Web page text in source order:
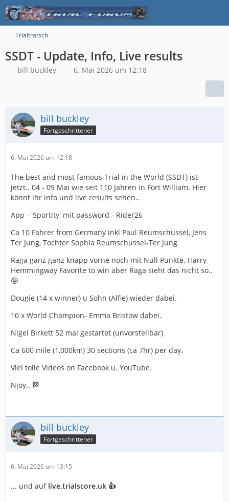
Trialtratsch
SSDT - Update, Info, Live results
bill buckley 6. Mai 2026 um 12:18
bill buckley
Fortgeschrittener
6. Mai 2026 um 12:18
The best and most famous Trial in the World (SSDT) ist
jetzt.. 04 - 09 Mai wie seit 110 Jahren in Fort William. Hier
könnt ihr info und live results sehen..
App - 'Sportity' mit password - Rider26
Ca 10 Fahrer from Germany inkl Paul Reumschussel, Jens
Ter Jung, Tochter Sophia Reumschussel-Ter Jung
Raga ganz ganz knapp vorne noch mit Null Punkte. Harry
Hemmingway Favorite to win aber Raga sieht das nicht so..
🤪
Dougie (14 x winner) u Sohn (Alfie) wieder dabei.
10 x World Champion- Emma Bristow dabei.
Nigel Birkett 52 mal gestartet (unvorstellbar)
Ca 600 mile (1,000km) 30 sections (ca 7hr) per day.
Viel tolle Videos on Facebook u. YouTube.
Njoy.. 🏁
bill buckley
Fortgeschrittener
6. Mai 2026 um 13:15
... und auf live.trialscore.uk 👍